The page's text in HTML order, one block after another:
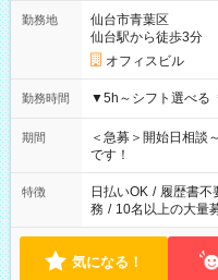
勤務地
仙台市青葉区
仙台駅から徒歩3分
オフィスビル
勤務時間
期間
＜急募＞開始日相
です！
特徴 日払いOK / 履歴書不
務 / 10名以上の大量
気になる！